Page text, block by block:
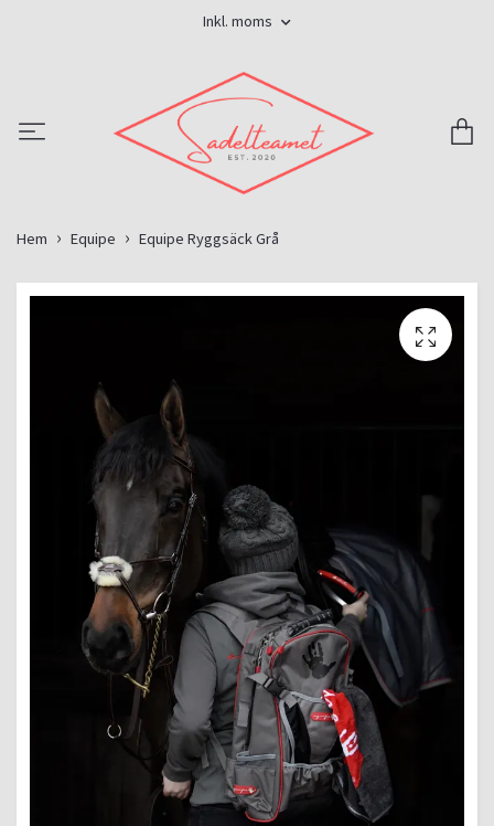
Inkl. moms
Hem Equipe Equipe Ryggsäck Grå